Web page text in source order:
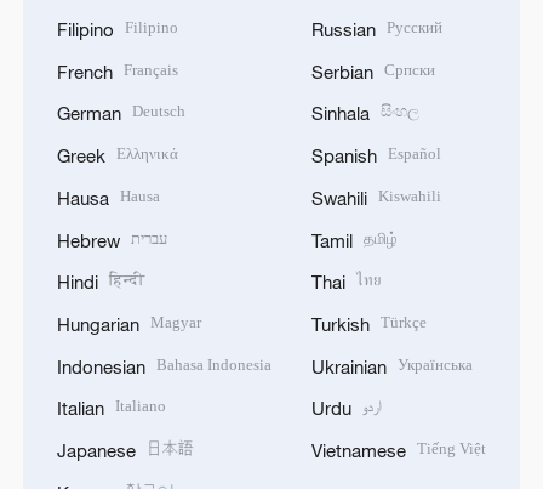
Filipino Filipino
French Français
German Deutsch
Greek Ελληνικά
Hausa Hausa
Hebrew עברית
Hindi हिन्दी
Hungarian Magyar
Indonesian Bahasa Indonesia
Italian Italiano
Japanese 日本語
Russian Русский
Serbian Српски
Sinhala සිංහල
Spanish Español
Swahili Kiswahili
Tamil தமிழ்
Thai ไทย
Turkish Türkçe
Ukrainian Українська
Urdu اردو
Vietnamese Tiếng Việt